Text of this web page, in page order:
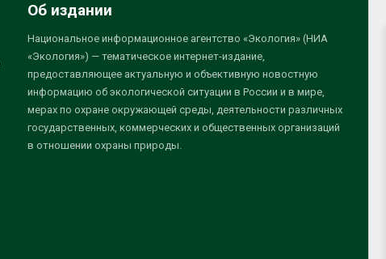
Об издании
Национальное информационное агентство «Экология» (НИА
«Экология») — тематическое интернет-издание,
предоставляющее актуальную и объективную новостную
информацию об экологической ситуации в России и в мире,
мерах по охране окружающей среды, деятельности различных
государственных, коммерческих и общественных организаций
в отношении охраны природы.